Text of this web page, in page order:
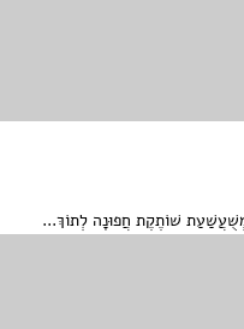
שׁוֹתֶקֶת חֲפוּנָה לְתוֹךְ...